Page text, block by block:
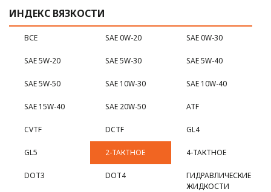
ИНДЕКС ВЯЗКОСТИ
ВСЕ SAE 0W-20 SAE 0W-30
SAE 5W-20 SAE 5W-30 SAE 5W-40
SAE 5W-50 SAE 10W-30 SAE 10W-40
SAE 15W-40 SAE 20W-50 ATF
CVTF DCTF GL4
GL5 2-ТАКТНОЕ 4-ТАКТНОЕ
DOT3 DOT4
ГИДРАВЛИЧЕСКИЕ
ЖИДКОСТИ